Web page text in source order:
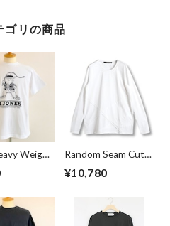
ゴリの商品
Weight
Random Seam Cut
T-shirts White
¥10,780